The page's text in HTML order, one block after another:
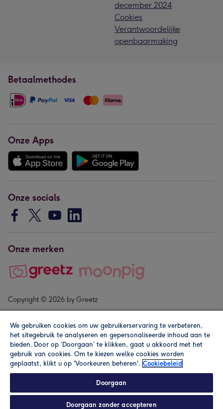
december 2024
Cookies
Verantwoordelijke
openbaarmaking
Betaalmethodes
Onze Apps
Onze socials
Onze merken
Copyright © 2026 by Greetz
Alle prijzen zijn inclusief btw en andere heffingen. Lees de
We gebruiken cookies om uw gebruikerservaring te verbeteren,
het sitegebruik te analyseren en gepersonaliseerde inhoud aan te
bieden. Door op ‘Doorgaan’ te klikken, gaat u akkoord met het
gebruik van cookies. Om te kiezen welke cookies worden
geplaatst, klikt u op 'Voorkeuren beheren'. Cookiebeleid
Doorgaan
Doorgaan zonder accepteren